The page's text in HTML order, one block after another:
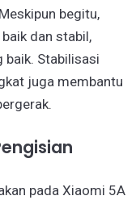
begitu,
dan stabil,
baik. Stabilisasi
juga membantu
pada Xiaomi 5A